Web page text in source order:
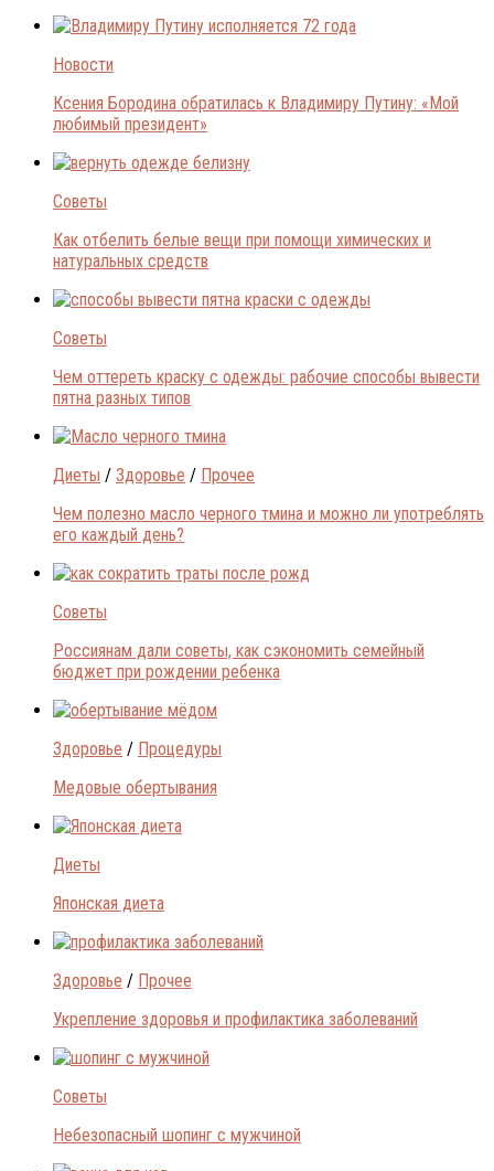
Новости
Ксения Бородина обратилась к Владимиру Путину: «Мой
любимый президент»
Советы
Как отбелить белые вещи при помощи химических и
натуральных средств
Советы
Чем оттереть краску с одежды: рабочие способы вывести
пятна разных типов
Диеты / Здоровье / Прочее
Чем полезно масло черного тмина и можно ли употреблять
его каждый день?
Советы
Россиянам дали советы, как сэкономить семейный
бюджет при рождении ребенка
Здоровье / Процедуры
Медовые обертывания
Диеты
Японская диета
Здоровье / Прочее
Укрепление здоровья и профилактика заболеваний
Советы
Небезопасный шопинг с мужчиной